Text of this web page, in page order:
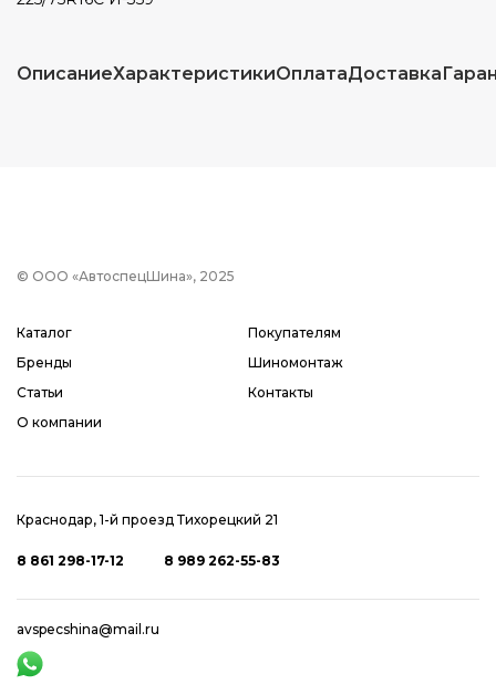
ОписаниеХарактеристикиОплатаДоставка
© ООО «АвтоспецШина», 2025
Каталог
Бренды
Статьи
О компании
Покупателям
Шиномонтаж
Контакты
Краснодар, 1-й проезд Тихорецкий 21
8 861 298-17-12 8 989 262-55-83
avspecshina@mail.ru